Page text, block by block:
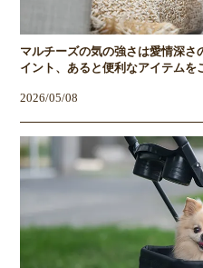
マルチーズの気の強さは愛情深
イント、あると便利なアイテムを
2026/05/08